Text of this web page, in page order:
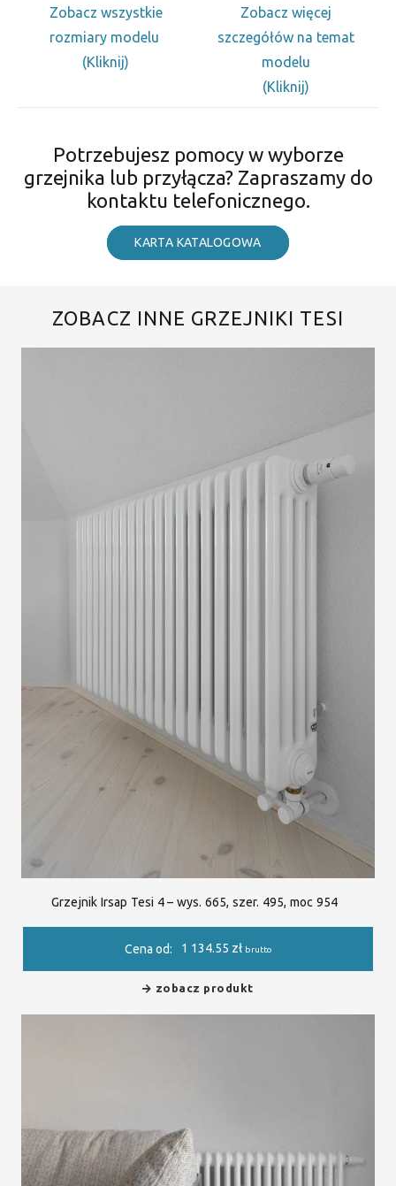
Zobacz wszystkie
rozmiary modelu
(Kliknij)
Zobacz więcej
szczegółów na temat
modelu
(Kliknij)
Potrzebujesz pomocy w wyborze
grzejnika lub przyłącza? Zapraszamy do
kontaktu telefonicznego.
KARTA KATALOGOWA
ZOBACZ INNE GRZEJNIKI TESI
Grzejnik Irsap Tesi 4 – wys. 665, szer. 495, moc 954
Cena od: 1 134.55 zł brutto
zobacz produkt